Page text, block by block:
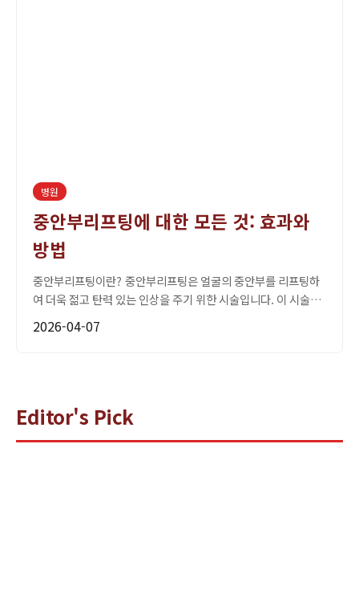
병원
중안부리프팅에 대한 모든 것: 효과와
방법
중안부리프팅이란? 중안부리프팅은 얼굴의 중안부를 리프팅하
여 더욱 젊고 탄력 있는 인상을 주기 위한 시술입니다. 이 시술은
2026-04-07
Editor's Pick